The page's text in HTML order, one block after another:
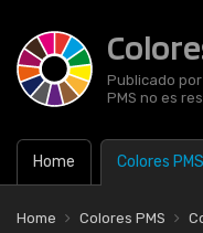
Publicado
PMS no es
Home Colores PMS
Home Colores PMS